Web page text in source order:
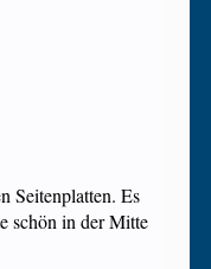
Seitenplatten. Es
schön in der Mitte